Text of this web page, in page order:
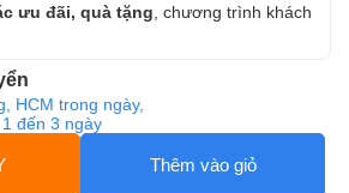
ưu đãi, quà tặng , chương trình khách
HCM trong ngày,
đến 3 ngày
Thêm vào giỏ